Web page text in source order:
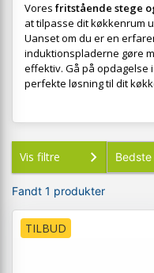
Vores fritstående stege
at tilpasse dit køkkenrum
Uanset om du er en
induktionspladerne gøre
effektiv. Gå på opdagelse
perfekte løsning til dit
Vis filtre
Fandt 1 produkter
TILBUD